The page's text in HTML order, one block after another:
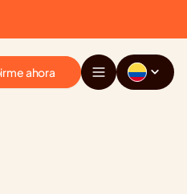
ahora